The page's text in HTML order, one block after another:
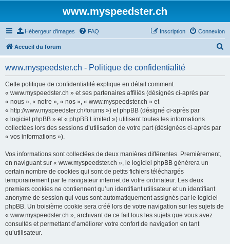
www.myspeedster.ch
Hébergeur d'images FAQ Connexion
Inscription
Accueil du forum
www.myspeedster.ch - Politique de confidentialité
Cette politique de confidentialité explique en détail comment
« www.myspeedster.ch » et ses partenaires affiliés (désignés ci-après par
« nous », « notre », « nos », « www.myspeedster.ch » et
« http://www.myspeedster.ch/forums ») et phpBB (désigné ci-après par
« logiciel phpBB » et « phpBB Limited ») utilisent toutes les informations
collectées lors des sessions d’utilisation de votre part (désignées ci-après par
« vos informations »).
Vos informations sont collectées de deux manières différentes. Premièrement,
en naviguant sur « www.myspeedster.ch », le logiciel phpBB génèrera un
certain nombre de cookies qui sont de petits fichiers téléchargés
temporairement par le navigateur internet de votre ordinateur. Les deux
premiers cookies ne contiennent qu’un identifiant utilisateur et un identifiant
anonyme de session qui vous sont automatiquement assignés par le logiciel
phpBB. Un troisième cookie sera créé lors de votre navigation sur les sujets de
« www.myspeedster.ch », archivant de ce fait tous les sujets que vous avez
consultés et permettant d’améliorer votre confort de navigation en tant
qu’utilisateur.